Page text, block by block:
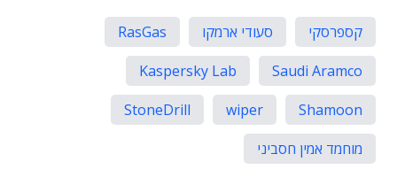
קספרסקי סעודי ארמקו
RasGas
Saudi Aramco
Kaspersky Lab
Shamoon
wiper
StoneDrill
מוחמד אמין חסביני